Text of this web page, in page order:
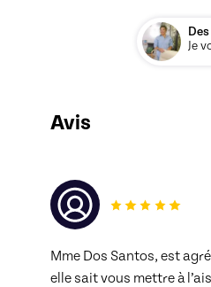
Je
Avis
Mme Dos Santos, est
elle sait vous mettre à